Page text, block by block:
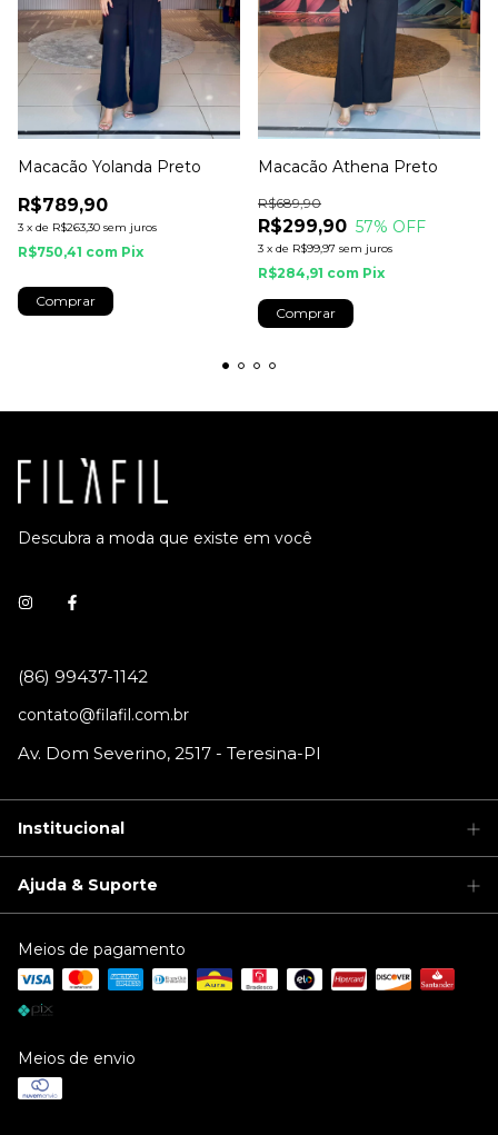
Macacão Yolanda Preto
R$789,90
3 x de R$263,30 sem juros
R$750,41 com Pix
Comprar
Macacão Athena Preto
R$299,90
R$689,90
57% OFF
3 x de R$99,97 sem juros
R$284,91 com Pix
Comprar
Descubra a moda que existe em você
contato@filafil.com.br
Institucional
Ajuda & Suporte
Meios de pagamento
Meios de envio